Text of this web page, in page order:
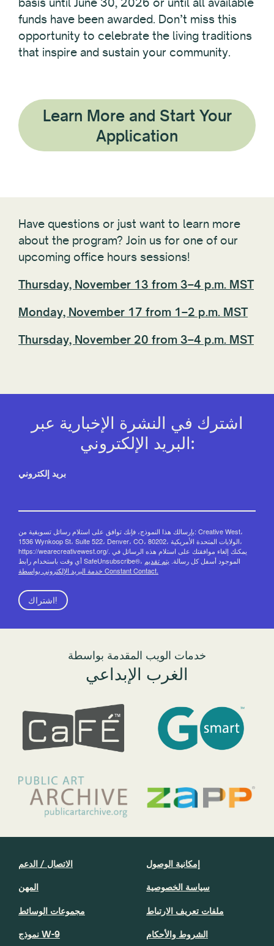
funds have been awarded. Don’t miss this
opportunity to celebrate the living traditions
that inspire and sustain your community.
Learn More and Start Your
Application
Have questions or just want to learn more
about the program? Join us for one of our
upcoming office hours sessions!
Thursday, November 13 from 3–4 p.m. MST
Monday, November 17 from 1–2 p.m. MST
Thursday, November 20 from 3–4 p.m. MST
اشترك في النشرة الإخبارية عبر
البريد الإلكتروني:
بريد إلكتروني
بإرسالك هذا النموذج، فإنك توافق على استلام رسائل تسويقية من: Creative West،
1536 Wynkoop St، Suite 522، Denver، CO، 80202، الولايات المتحدة الأمريكية،
https://wearecreativewest.org/. يمكنك إلغاء موافقتك على استلام هذه الرسائل في
أي وقت باستخدام رابط SafeUnsubscribe®، الموجود أسفل كل رسالة. يتم تقديم
خدمة البريد الإلكتروني بواسطة Constant Contact.
اشتراك!
خدمات الويب المقدمة بواسطة
الغرب الإبداعي
الاتصال / الدعم
المهن
مجموعات الوسائط
نموذج W-9
إمكانية الوصول
سياسة الخصوصية
ملفات تعريف الارتباط
الشروط والأحكام